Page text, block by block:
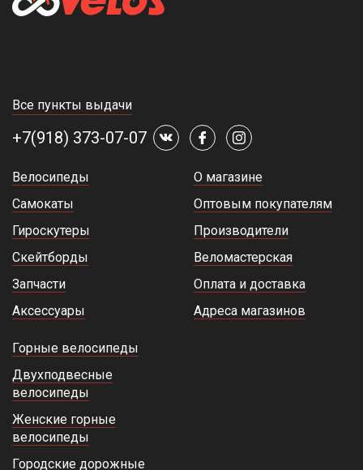
Все пункты выдачи
+7(918) 373-07-07
Велосипеды
Самокаты
Гироскутеры
Скейтборды
Запчасти
Аксессуары
О магазине
Оптовым покупателям
Производители
Веломастерская
Оплата и доставка
Адреса магазинов
Горные велосипеды
Двухподвесные
велосипеды
Женские горные
велосипеды
Городские дорожные